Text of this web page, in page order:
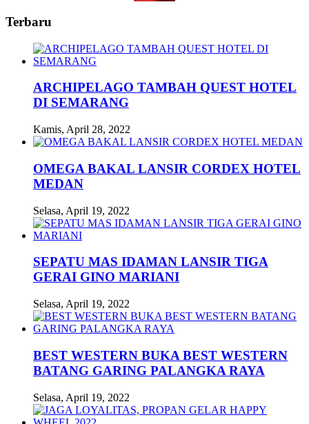
Terbaru
ARCHIPELAGO TAMBAH QUEST HOTEL
DI SEMARANG
Kamis, April 28, 2022
OMEGA BAKAL LANSIR CORDEX HOTEL
MEDAN
Selasa, April 19, 2022
SEPATU MAS IDAMAN LANSIR TIGA
GERAI GINO MARIANI
Selasa, April 19, 2022
BEST WESTERN BUKA BEST WESTERN
BATANG GARING PALANGKA RAYA
Selasa, April 19, 2022